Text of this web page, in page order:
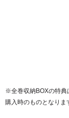
※全巻収納BOXの特典
購入時のものとなりま